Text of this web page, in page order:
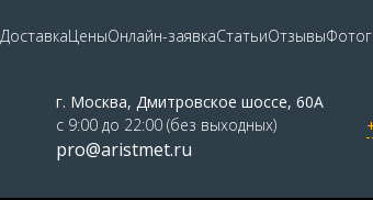
ДоставкаЦеныОнлайн-заявкаСтатьиОтзывы
г. Москва, Дмитровское шоссе, 60А
с 9:00 до 22:00 (без выходных)
pro@aristmet.ru